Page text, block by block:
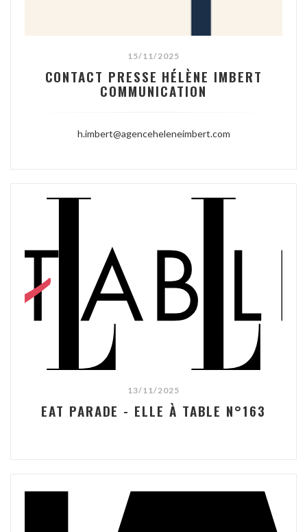
15/11/2025
CONTACT PRESSE HÉLÈNE IMBERT
COMMUNICATION
h.imbert@agenceheleneimbert.com
13/11/2025
EAT PARADE - ELLE À TABLE N°163